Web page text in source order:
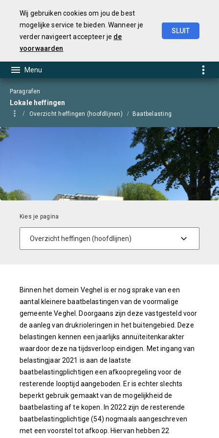
Wij gebruiken cookies om jou de best
mogelijke service te bieden. Wanneer je
verder navigeert accepteer je de
voorwaarden
SLUIT
Paragrafen
Lokale heffingen
Overzicht heffingen (hoofdlijnen) Baatbelasting
Binnen het domein Veghel is er nog sprake van een
aantal kleinere baatbelastingen van de voormalige
gemeente Veghel. Doorgaans zijn deze vastgesteld voor
de aanleg van drukrioleringen in het buitengebied. Deze
belastingen kennen een jaarlijks annuïteitenkarakter
waardoor deze na tijdsverloop eindigen. Met ingang van
belastingjaar 2021 is aan de laatste
baatbelastingplichtigen een afkoopregeling voor de
resterende looptijd aangeboden. Er is echter slechts
beperkt gebruik gemaakt van de mogelijkheid de
baatbelasting af te kopen. In 2022 zijn de resterende
baatbelastingplichtige (54) nogmaals aangeschreven
met een voorstel tot afkoop. Hiervan hebben 22